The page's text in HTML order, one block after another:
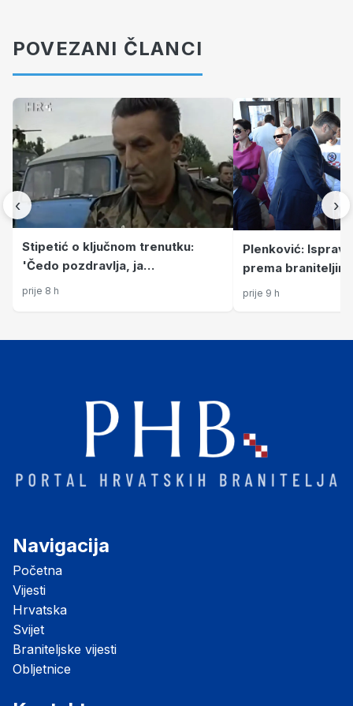
POVEZANI ČLANCI
‹
Stipetić o ključnom trenutku:
'Čedo pozdravlja, ja
odzdravljam, a onda sam mu
prije 8 h
Plenković:
prema
ranija umanjenja
prije 9 h
›
Navigacija
Početna
Vijesti
Hrvatska
Svijet
Braniteljske vijesti
Obljetnice